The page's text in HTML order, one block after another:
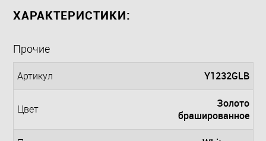
ХАРАКТЕРИСТИКИ:
Прочие
Артикул Y1232GLB
Цвет
Золото
брашированное